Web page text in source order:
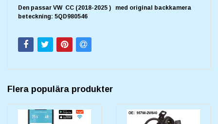
Den passar VW CC (2018-2025 ) med original backkamera
beteckning: 5QD980546
Flera populära produkter